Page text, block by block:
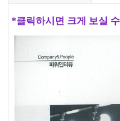
*클릭하시면 크게 보실